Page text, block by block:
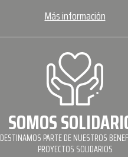
Más información
SOMOS
DESTINAMOS PARTE DE NUESTROS
PROYECTOS SOLIDARIOS